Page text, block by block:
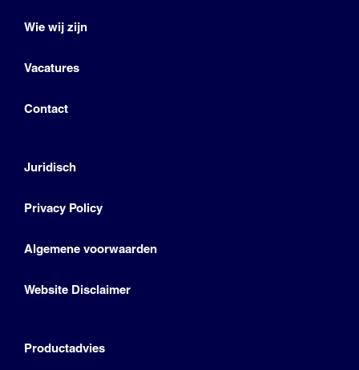
Wie wij zijn
Vacatures
Contact
Juridisch
Privacy Policy
Algemene voorwaarden
Website Disclaimer
Productadvies